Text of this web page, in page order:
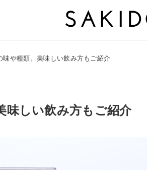
味や種類。美味しい飲み方もご紹介
味しい飲み方もご紹介